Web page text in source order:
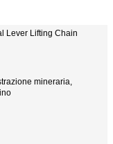
Lever Lifting Chain
mineraria,